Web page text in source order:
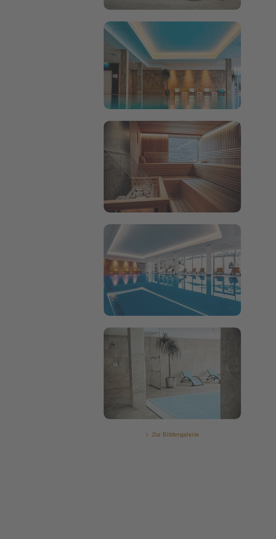
Bildergalerie öffnen
Bildergalerie öffnen
Bildergalerie öffnen
Bildergalerie öffnen
Zur Bildergalerie